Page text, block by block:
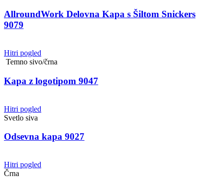
AllroundWork Delovna Kapa s Šiltom Snickers
9079
Hitri pogled
Temno sivo/črna
Kapa z logotipom 9047
Hitri pogled
Svetlo siva
Odsevna kapa 9027
Hitri pogled
Črna